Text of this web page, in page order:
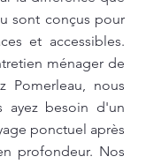
sont conçus pour
et accessibles.
ménager de
Pomerleau, nous
ayez besoin d'un
ponctuel après
profondeur. Nos